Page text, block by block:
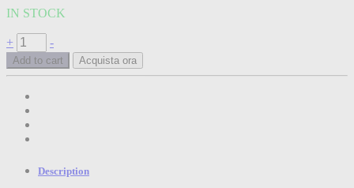
IN STOCK
CUSCINETTO
6308-
NR
quantità
+ -
Add to cart Acquista ora
Description